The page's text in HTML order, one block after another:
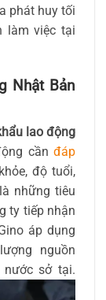
phát huy tối
làm việc tại
Nhật Bản
lao động
cầnđáp
độ tuổi,
những tiêu
ty tiếp nhận
áp dụng
nguồn
sở tại.